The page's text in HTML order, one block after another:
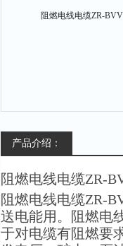
产品介绍：
阻燃电线电缆ZR-
阻燃电线电缆ZR-
送电能用。阻燃电
于对电缆有阻燃要